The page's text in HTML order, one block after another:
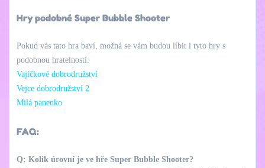
Hry podobné Super Bubble Shooter
Pokud vás tato hra baví, možná se vám budou líbit i tyto hry s
podobnou hratelností.
Vajíčkové dobrodružství
Vejce dobrodružství 2
Milá panenko
FAQ:
Q: Kolik úrovní je ve hře Super Bubble Shooter?